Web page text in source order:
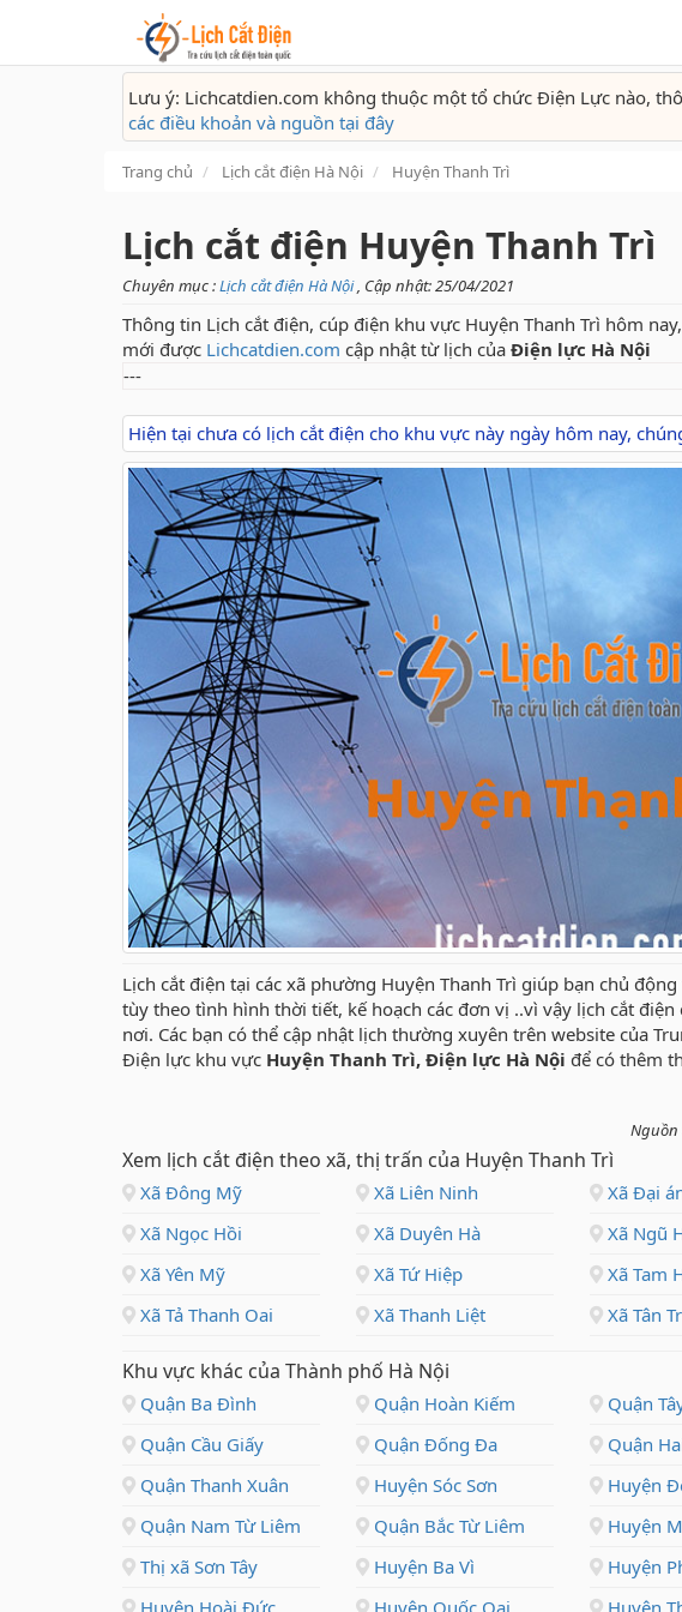
Lưu ý: Lichcatdien.com không thuộc một tổ chức Điện Lực nào,
các điều khoản và nguồn tại đây
Trang chủ Lịch cắt điện Hà Nội Huyện Thanh Trì
Lịch cắt điện Huyện Thanh Trì
Chuyên mục :Lịch cắt điện Hà Nội, Cập nhật: 25/04/2021
Thông tin Lịch cắt điện, cúp điện khu vực Huyện Thanh Trì hôm
mới được Lichcatdien.com cập nhật từ lịch của Điện lực Hà Nội
---
Hiện tại chưa có lịch cắt điện cho khu vực này ngày hôm nay,
Lịch cắt điện tại các xã phường Huyện Thanh Trì giúp bạn chủ
tùy theo tình hình thời tiết, kế hoạch các đơn vị ..vì vậy lịch cắt
nơi. Các bạn có thể cập nhật lịch thường xuyên trên website của
Điện lực khu vực Huyện Thanh Trì, Điện lực Hà Nội để có thêm
Nguồn
Xem lịch cắt điện theo xã, thị trấn của Huyện Thanh Trì
Xã Đông Mỹ Xã Liên Ninh Xã Đại
Xã Ngọc Hồi
Xã Duyên Hà Xã Ngũ
Xã Yên Mỹ
Xã Tứ Hiệp Xã Tam
Xã Tả Thanh Oai
Xã Thanh Liệt Xã Tân
Khu vực khác của Thành phố Hà Nội
Quận Ba Đình Quận Hoàn Kiếm Quận
Quận Cầu Giấy
Quận Đống Đa Quận
Quận Thanh Xuân
Huyện Sóc Sơn Huyện
Quận Nam Từ Liêm
Quận Bắc Từ Liêm Huyện
Thị xã Sơn Tây
Huyện Ba Vì Huyện
Huyện Hoài Đức
Huyện Quốc Oai Huyện